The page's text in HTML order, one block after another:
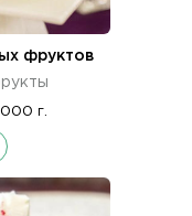
фруктов
г.